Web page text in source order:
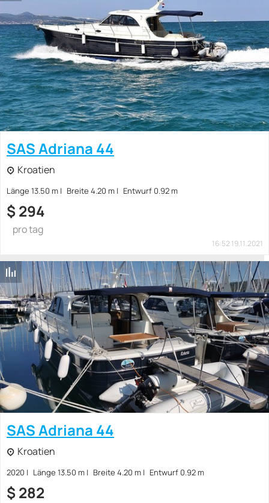
SAS Adriana 44
Kroatien
Länge 13.50 m Breite 4.20 m Entwurf 0.92 m
$ 294
pro tag
16:52 19.11.2021
SAS Adriana 44
Kroatien
2020 Länge 13.50 m Breite 4.20 m Entwurf 0.92 m
$ 282